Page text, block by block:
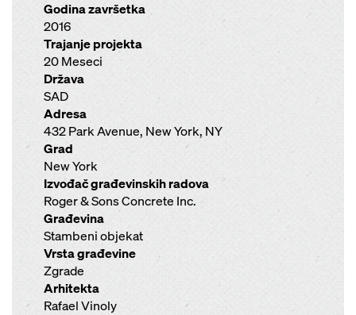
Godina završetka
2016
Trajanje projekta
20 Meseci
Država
SAD
Adresa
432 Park Avenue, New York, NY
Grad
New York
Izvođač građevinskih radova
Roger & Sons Concrete Inc.
Građevina
Stambeni objekat
Vrsta građevine
Zgrade
Arhitekta
Rafael Vinoly